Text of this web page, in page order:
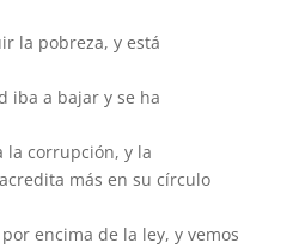
la pobreza, y está
iba a bajar y se ha
la corrupción, y la
más en su círculo
encima de la ley, y vemos